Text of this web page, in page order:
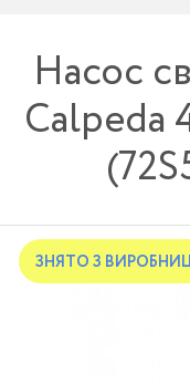
Насос
Calpeda
ЗНЯТО З